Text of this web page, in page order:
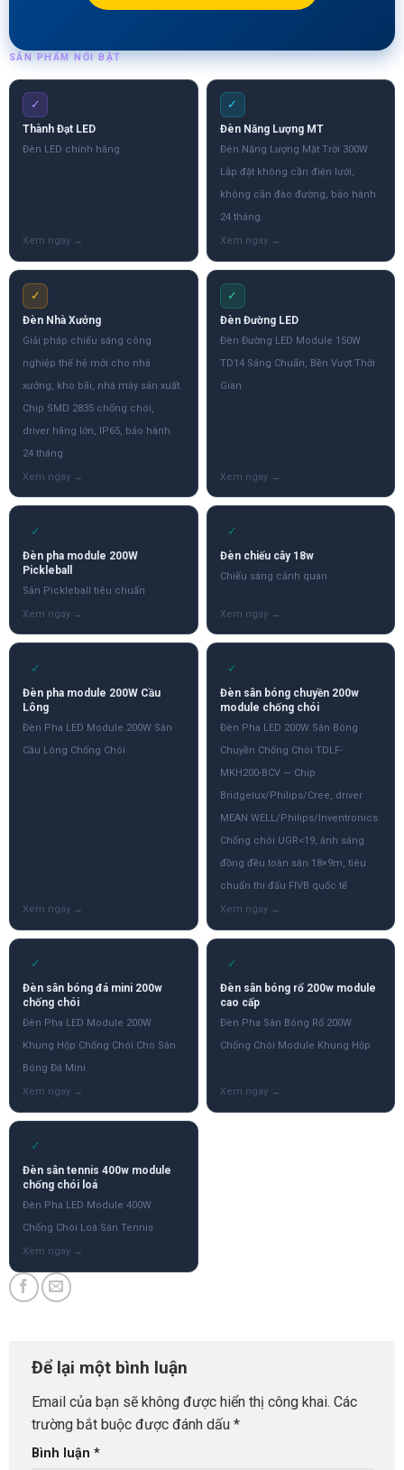
SẢN PHẨM NỔI BẬT
✓
Thành Đạt LED
Đèn LED chính hãng
✓
Đèn Năng Lượng MT
Đèn Năng Lượng Mặt Trời 300W
Lắp đặt không cần điện lưới,
không cần đào đường, bảo hành
24 tháng.
✓
Đèn Nhà Xưởng
Giải pháp chiếu sáng công
nghiệp thế hệ mới cho nhà
xưởng, kho bãi, nhà máy sản xuất.
Chip SMD 2835 chống chói,
driver hãng lớn, IP65, bảo hành
24 tháng.
✓
Đèn Đường LED
Đèn Đường LED Module 150W
TD14 Sáng Chuẩn, Bền Vượt Thời
Gian
✓
Đèn pha module 200W
Pickleball
Sân Pickleball tiêu chuẩn
✓
Đèn chiếu cây 18w
Chiếu sáng cảnh quan
✓
Đèn pha module 200W Cầu
Lông
Đèn Pha LED Module 200W Sân
Cầu Lông Chống Chói
✓
Đèn sân bóng chuyền 200w
module chống chói
Đèn Pha LED 200W Sân Bóng
Chuyền Chống Chói TDLF-
MKH200-BCV — Chip
Bridgelux/Philips/Cree, driver
MEAN WELL/Philips/Inventronics.
Chống chói UGR<19, ánh sáng
đồng đều toàn sân 18×9m, tiêu
chuẩn thi đấu FIVB quốc tế
✓
Đèn sân bóng đá mini 200w
chống chói
Đèn Pha LED Module 200W
Khung Hộp Chống Chói Cho Sân
Bóng Đá Mini
✓
Đèn sân bóng rổ 200w module
cao cấp
Đèn Pha Sân Bóng Rổ 200W
Chống Chói Module Khung Hộp
✓
Đèn sân tennis 400w module
chống chói loá
Đèn Pha LED Module 400W
Chống Chói Loá Sân Tennis
Để lại một bình luận
Email của bạn sẽ không được hiển thị công khai. Các
trường bắt buộc được đánh dấu *
Bình luận *